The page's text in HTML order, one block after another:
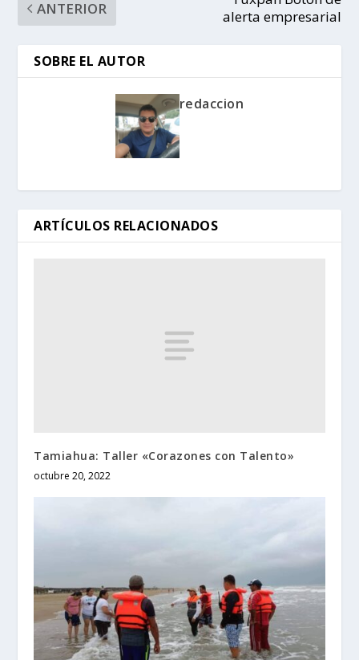
ANTERIOR
alerta empresarial
SOBRE EL AUTOR
redaccion
ARTÍCULOS RELACIONADOS
Tamiahua: Taller «Corazones con Talento»
octubre 20, 2022